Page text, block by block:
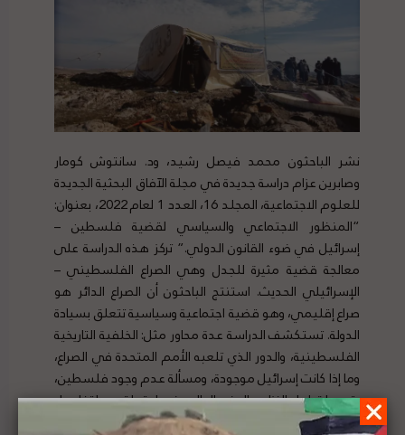
نشر الباحثون محمد فيصل رشيد، ود. سانتوش كومار
وصابرين عزام دراسة جديدة في مجلة الآفاق البحثية الجديدة
للعلوم الاجتماعية، المجلد 16، العدد 1 لعام 2022، بعنوان:
“المنظور الاجتماعي والسياسي لقضية فلسطين –
إسرائيل في ضوء القانون الدولي.” تركز هذه الدراسة على
معالجة قضية مثيرة للجدل وهي الصراع الفلسطيني –
الإسرائيلي الحديث. استنتج الباحثون أن الصراع الدائر هو
صراع إقليمي، وهو قضية اجتماعية وسياسية تتعلق بسيادة
الدولة. تستكشف الدراسة عدة محاور مثل: الخلفية التاريخية
الفلسطينية، والدور الذي تلعبه الأمم المتحدة في الصراع،
وما إذا كانت إسرائيل موجودة، ومسألة عدم وجود فلسطين،
وتوصيات لحل النزاع، والوضع الحالي فيما يتعلق به. لتفاصيل
الخبر ومصدره الأصلي، اضغط هنا